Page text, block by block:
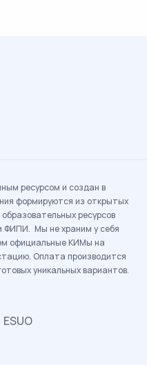
ресурсом и создан в
формируются из открытых
ресурсов
ФИПИ. Мы не храним у себя
официальные КИМы на
Оплата производится
уникальных вариантов.